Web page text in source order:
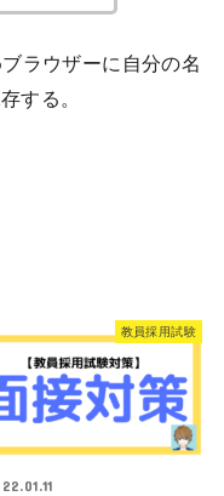
ラウザーに自分の名
する。
教員採用試験